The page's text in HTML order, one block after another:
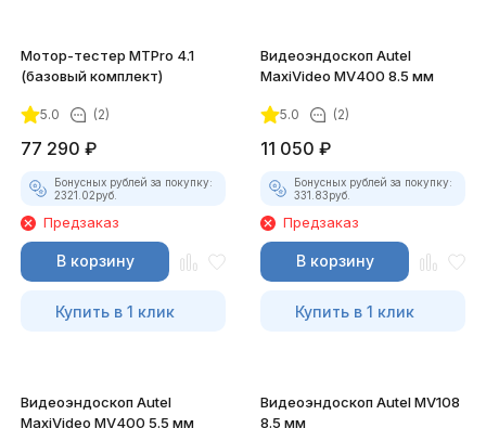
Мотор-тестер MTPro 4.1
(базовый комплект)
5.0 (2)
77 290 ₽
Бонусных рублей за покупку:
2321.02руб.
Предзаказ
В корзину
Купить в 1 клик
Видеоэндоскоп Autel
MaxiVideo MV400 8.5 мм
5.0 (2)
11 050 ₽
Бонусных рублей за покупку:
331.83руб.
Предзаказ
В корзину
Купить в 1 клик
Видеоэндоскоп Autel
MaxiVideo MV400 5.5 мм
Видеоэндоскоп Autel MV108
8.5 мм